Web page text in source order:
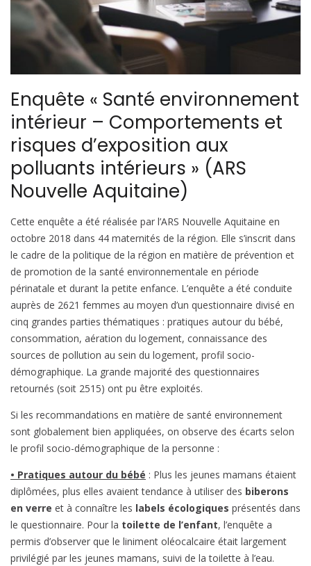
Enquête « Santé environnement
intérieur – Comportements et
risques d’exposition aux
polluants intérieurs » (ARS
Nouvelle Aquitaine)
Cette enquête a été réalisée par l’ARS Nouvelle Aquitaine en
octobre 2018 dans 44 maternités de la région. Elle s’inscrit dans
le cadre de la politique de la région en matière de prévention et
de promotion de la santé environnementale en période
périnatale et durant la petite enfance. L’enquête a été conduite
auprès de 2621 femmes au moyen d’un questionnaire divisé en
cinq grandes parties thématiques : pratiques autour du bébé,
consommation, aération du logement, connaissance des
sources de pollution au sein du logement, profil socio-
démographique. La grande majorité des questionnaires
retournés (soit 2515) ont pu être exploités.
Si les recommandations en matière de santé environnement
sont globalement bien appliquées, on observe des écarts selon
le profil socio-démographique de la personne :
• Pratiques autour du bébé : Plus les jeunes mamans étaient
diplômées, plus elles avaient tendance à utiliser des biberons
en verre et à connaître les labels écologiques présentés dans
le questionnaire. Pour la toilette de l’enfant, l’enquête a
permis d’observer que le liniment oléocalcaire était largement
privilégié par les jeunes mamans, suivi de la toilette à l’eau.